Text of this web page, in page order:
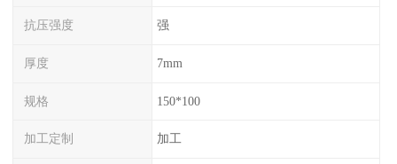
抗压强度 强
厚度 7mm
规格 150*100
加工定制 加工